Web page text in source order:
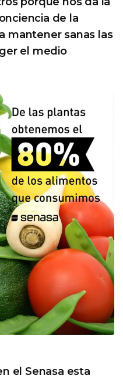
de la
mantener sanas las
el medio
el Senasa esta